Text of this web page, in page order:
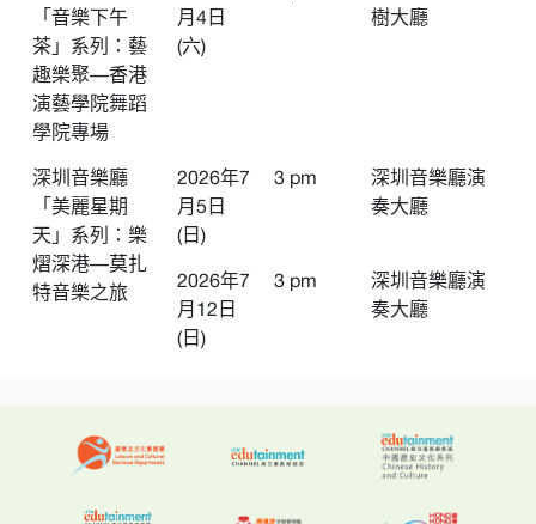
「音樂下午
茶」系列：藝
趣樂聚—香港
演藝學院舞蹈
學院專場
月4日
(六)
樹大廳
深圳音樂廳
「美麗星期
天」系列：樂
熠深港—莫扎
特音樂之旅
2026年7
月5日
(日)
3 pm
深圳音樂廳演
奏大廳
2026年7
月12日
(日)
3 pm
深圳音樂廳演
奏大廳